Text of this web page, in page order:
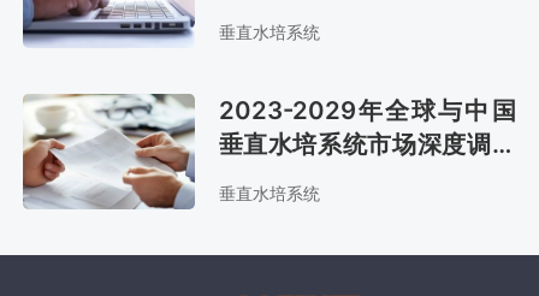
及投资战略研究报告
垂直水培系统
2023-2029年全球与中国
垂直水培系统市场深度调查
垂直水培系统